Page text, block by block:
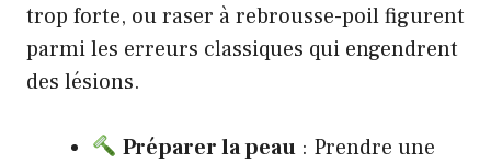
trop forte, ou raser à rebrousse-poil figurent
parmi les erreurs classiques qui engendrent
des lésions.
Préparer la peau: Prendre une